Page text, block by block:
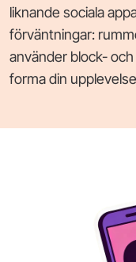
liknande sociala
förväntningar:
använder block-
forma din